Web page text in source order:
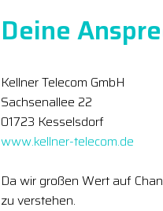
Deine
Kellner Telecom GmbH
Sachsenallee 22
01723 Kesselsdorf
www.kellner-telecom.de
Da wir großen Wert auf
zu verstehen.